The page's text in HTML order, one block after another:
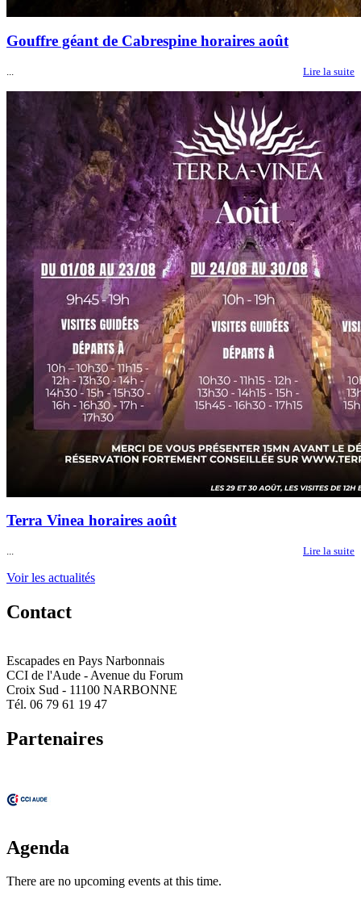
Gouffre géant de Cabrespine horaires août
Lire la suite
Terra Vinea horaires août
... Lire la suite
Voir les actualités
Contact
Escapades en Pays Narbonnais
CCI de l'Aude - Avenue du Forum
Croix Sud - 11100 NARBONNE
Tél. 06 79 61 19 47
Partenaires
Agenda
There are no upcoming events at this time.